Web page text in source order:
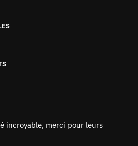
incroyable, merci pour leurs